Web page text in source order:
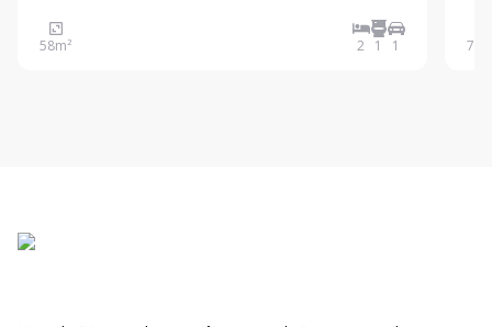
Rio Branco em São Leopoldo. Entre em contato para
maiores informações! Valores sujeitos a alteração
58m² 2 1 1 74